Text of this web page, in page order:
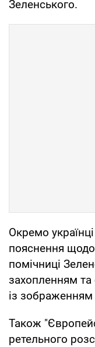
Зеленського.
Окремо
пояснення щодо
помічниці
захопленням та
із зображенням
Також
ретельного